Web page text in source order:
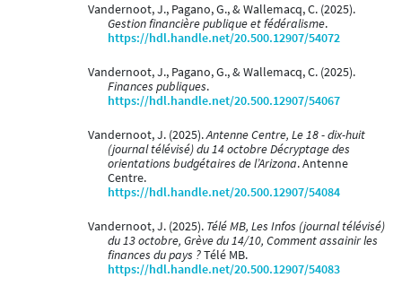
Vandernoot, J., Pagano, G., & Wallemacq, C. (2025).
Gestion financière publique et fédéralisme.
https://hdl.handle.net/20.500.12907/54072
Vandernoot, J., Pagano, G., & Wallemacq, C. (2025).
Finances publiques.
https://hdl.handle.net/20.500.12907/54067
Vandernoot, J. (2025).Antenne Centre, Le 18 - dix-huit
(journal télévisé) du 14 octobre Décryptage des
orientations budgétaires de l’Arizona. Antenne
Centre.
https://hdl.handle.net/20.500.12907/54084
Vandernoot, J. (2025). Télé MB, Les Infos (journal télévisé)
du 13 octobre, Grève du 14/10, Comment assainir les
finances du pays ?Télé MB.
https://hdl.handle.net/20.500.12907/54083